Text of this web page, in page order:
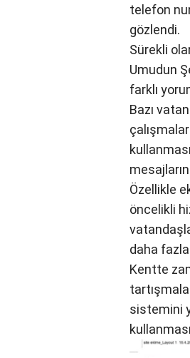
telefon
gözlendi.
Sürekli
Umudun
farklı
Bazı
Özellikle
öncelikli
daha
Kentte
sistemini